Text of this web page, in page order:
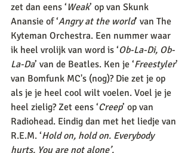
zet dan eens ‘Weak’ op van Skunk
Anansie of ‘Angry at the world’ van The
Kyteman Orchestra. Een nummer waar
ik heel vrolijk van word is ‘Ob-La-Di, Ob-
La-Da’ van de Beatles. Ken je ‘Freestyler’
van Bomfunk MC's (nog)? Die zet je op
als je je heel cool wilt voelen. Voel je je
heel zielig? Zet eens ‘Creep’ op van
Radiohead. Eindig dan met het liedje van
R.E.M. ‘Hold on, hold on. Everybody
hurts. You are not alone’.